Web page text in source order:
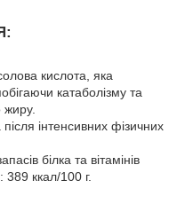
кислота, яка
катаболізму та
жиру.
інтенсивних фізичних
білка та вітамінів
389 ккал/100 г.